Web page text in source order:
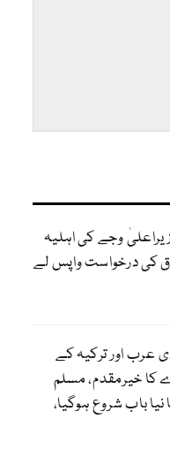
وجے کی اہلیہ
کی درخواست واپس لے
عرب اور ترکیہ کے
کا خیرمقدم، مسلم
نیا باب شروع ہوگیا،